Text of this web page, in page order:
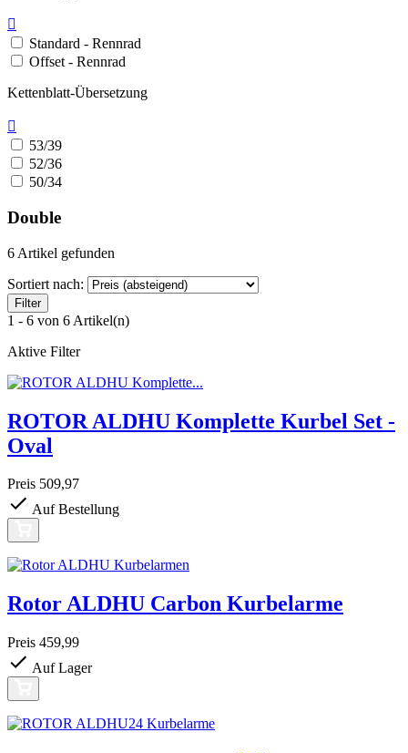

Standard - Rennrad
Offset - Rennrad
Kettenblatt-Übersetzung

53/39
52/36
50/34
Double
6 Artikel gefunden
Sortiert nach:
Filter
1 - 6 von 6 Artikel(n)
Aktive Filter
ROTOR ALDHU Komplette Kurbel Set -
Oval
Preis 509,97
Auf Bestellung
Rotor ALDHU Carbon Kurbelarme
Preis 459,99
Auf Lager